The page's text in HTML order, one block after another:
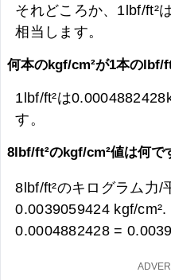
それどころか、1lbf/ft²
相当します。
何本のkgf/cm²が1本のlbf/
1lbf/ft²は
す。
8lbf/ft²のkgf/cm²値は何で
8lbf/ft²のキログラム力/
0.0039059424 kgf/
0.0004882428 =